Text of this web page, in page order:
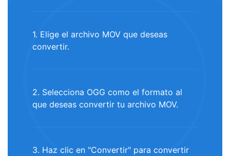
1. Elige el archivo MOV que deseas
convertir.
2. Selecciona OGG como el formato al
que deseas convertir tu archivo MOV.
3. Haz clic en "Convertir" para convertir